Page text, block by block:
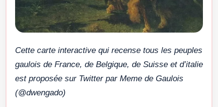
Cette carte interactive qui recense tous les peuples
gaulois de France, de Belgique, de Suisse et d’italie
est proposée sur Twitter par Meme de Gaulois
(@dwengado)